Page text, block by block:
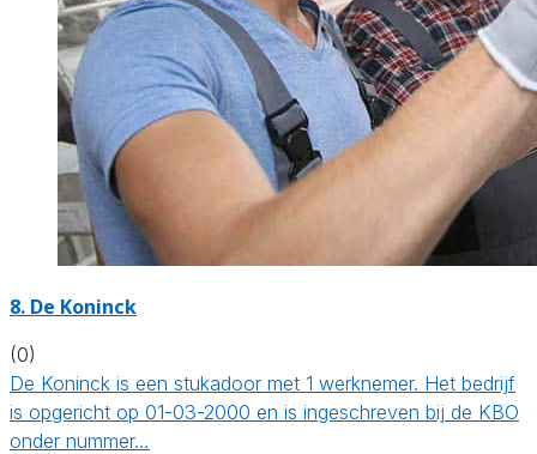
8. De Koninck
(0)
De Koninck is een stukadoor met 1 werknemer. Het bedrijf
is opgericht op 01-03-2000 en is ingeschreven bij de KBO
onder nummer…